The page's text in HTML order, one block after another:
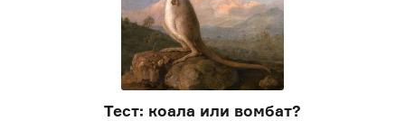
Тест: коала или вомбат?